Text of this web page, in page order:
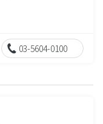
03-5604-0100